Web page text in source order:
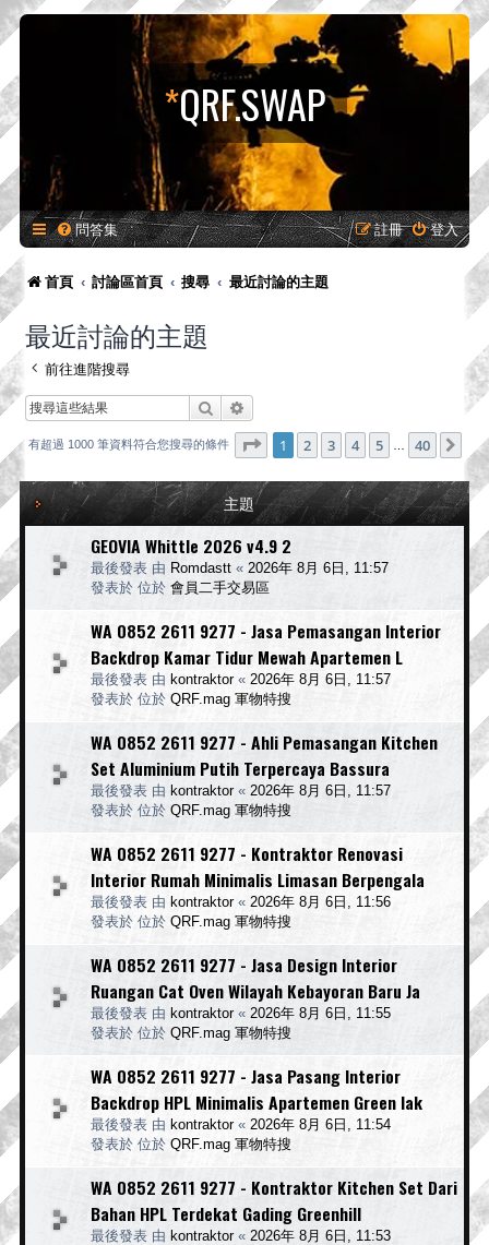
*QRF.SWAP
問答集 登入
註冊
首頁 討論區首頁 搜尋 最近討論的主題
最近討論的主題
前往進階搜尋
搜尋
有超過 1000 筆資料符合您搜尋的條件 第 1 頁 (共40 頁)
1 2 3 4 5 40 下
主題
GEOVIA Whittle 2026 v4.9 2
最後發表 由 Romdastt « 2026年 8月 6日, 11:57
發表於 位於 會員二手交易區
WA 0852 2611 9277 - Jasa Pemasangan Interior
Backdrop Kamar Tidur Mewah Apartemen L
最後發表 由 kontraktor« 2026年 8月 6日, 11:57
發表於 位於 QRF.mag 軍物特搜
WA 0852 2611 9277 - Ahli Pemasangan Kitchen
Set Aluminium Putih Terpercaya Bassura
最後發表 由 kontraktor« 2026年 8月 6日, 11:57
發表於 位於 QRF.mag 軍物特搜
WA 0852 2611 9277 - Kontraktor Renovasi
Interior Rumah Minimalis Limasan Berpengala
最後發表 由 kontraktor« 2026年 8月 6日, 11:56
發表於 位於 QRF.mag 軍物特搜
WA 0852 2611 9277 - Jasa Design Interior
Ruangan Cat Oven Wilayah Kebayoran Baru Ja
最後發表 由 kontraktor« 2026年 8月 6日, 11:55
發表於 位於 QRF.mag 軍物特搜
WA 0852 2611 9277 - Jasa Pasang Interior
Backdrop HPL Minimalis Apartemen Green lak
最後發表 由 kontraktor« 2026年 8月 6日, 11:54
發表於 位於 QRF.mag 軍物特搜
WA 0852 2611 9277 - Kontraktor Kitchen Set Dari
Bahan HPL Terdekat Gading Greenhill
最後發表 由 kontraktor« 2026年 8月 6日, 11:53